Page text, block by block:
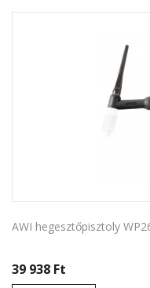
AWI hegesztőpisztoly
39 938 Ft‎